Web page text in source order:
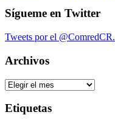
Sígueme en Twitter
Tweets por el @ComredCR.
Archivos
Archivos
Etiquetas